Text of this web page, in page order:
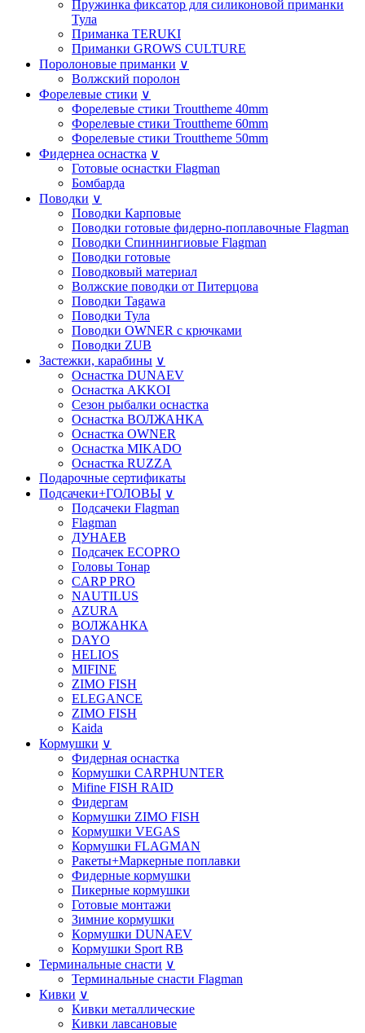
Пружинка фиксатор для силиконовой приманки
Тула
Приманка TERUKI
Приманки GROWS CULTURE
Поролоновые приманки ∨
Волжский поролон
Форелевые стики ∨
Форелевые стики Trouttheme 40mm
Форелевые стики Trouttheme 60mm
Форелевые стики Trouttheme 50mm
Фидернеа оснастка ∨
Готовые оснастки Flagman
Бомбарда
Поводки ∨
Поводки Карповые
Поводки готовые фидерно-поплавочные Flagman
Поводки Спиннингиовые Flagman
Поводки готовые
Поводковый материал
Волжские поводки от Питерцова
Поводки Tagawa
Поводки Тула
Поводки OWNER с крючками
Поводки ZUB
Застежки, карабины ∨
Оснастка DUNAEV
Оснастка AKKOI
Сезон рыбалки оснастка
Оснастка ВОЛЖАНКА
Оснастка OWNER
Оснастка MIKADO
Оснастка RUZZA
Подарочные сертификаты
Подсачеки+ГОЛОВЫ ∨
Подсачеки Flagman
Flagman
ДУНАЕВ
Подсачек ECOPRO
Головы Тонар
CARP PRO
NAUTILUS
AZURA
ВОЛЖАНКА
DAYO
HELIOS
MIFINE
ZIMO FISH
ELEGANCE
ZIMO FISH
Kaida
Кормушки ∨
Фидерная оснастка
Кормушки CARPHUNTER
Mifine FISH RAID
Фидергам
Кормушки ZIMO FISH
Кoрмушки VEGAS
Кормушки FLAGMAN
Ракеты+Маркерные поплавки
Фидерные кормушки
Пикерные кормушки
Готовые монтажи
Зимние кормушки
Кoрмушки DUNAEV
Кормушки Sport RB
Терминальные снасти ∨
Терминальные снасти Flagman
Кивки ∨
Кивки металлические
Кивки лавсановые